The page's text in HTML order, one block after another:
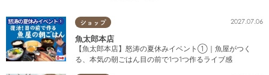
ショップ 2027.07.06
魚太郎本店
【魚太郎本店】怒涛の夏休みイベント①｜魚屋がつく
る、本気の朝ごはん目の前で1つ1つ作るライブ感